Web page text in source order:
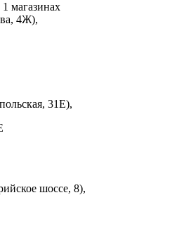
магазинах
4Ж),
31Е),
шоссе, 8),